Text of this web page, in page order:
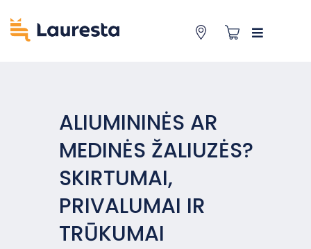
ALIUMININĖS AR
MEDINĖS ŽALIUZĖS?
SKIRTUMAI,
PRIVALUMAI IR
TRŪKUMAI